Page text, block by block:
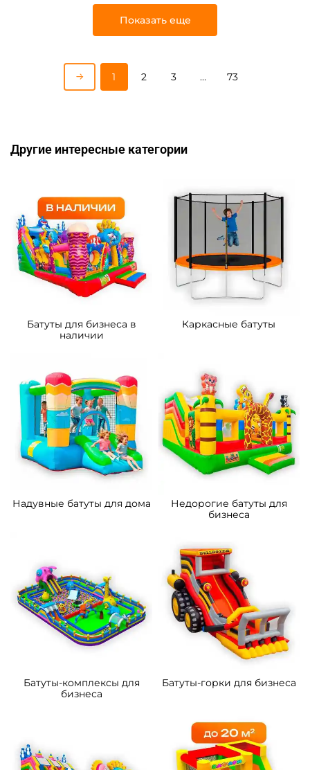
Показать еще
1 2 3 … 73
Другие интересные категории
Батуты для бизнеса в
наличии
Каркасные батуты
Надувные батуты для дома
Недорогие батуты для
бизнеса
Батуты-комплексы для
бизнеса
Батуты-горки для бизнеса